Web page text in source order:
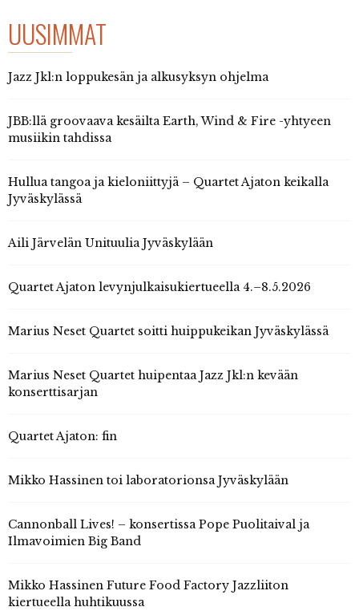
UUSIMMAT
Jazz Jkl:n loppukesän ja alkusyksyn ohjelma
JBB:llä groovaava kesäilta Earth, Wind & Fire -yhtyeen
musiikin tahdissa
Hullua tangoa ja kieloniittyjä – Quartet Ajaton keikalla
Jyväskylässä
Aili Järvelän Unituulia Jyväskylään
Quartet Ajaton levynjulkaisukiertueella 4.–8.5.2026
Marius Neset Quartet soitti huippukeikan Jyväskylässä
Marius Neset Quartet huipentaa Jazz Jkl:n kevään
konserttisarjan
Quartet Ajaton: fin
Mikko Hassinen toi laboratorionsa Jyväskylään
Cannonball Lives! – konsertissa Pope Puolitaival ja
Ilmavoimien Big Band
Mikko Hassinen Future Food Factory Jazzliiton
kiertueella huhtikuussa